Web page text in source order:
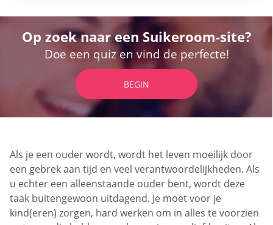
Op zoek naar een Suikeroom-site?
Doe een quiz en vind de perfecte!
BEGIN
Als je een ouder wordt, wordt het leven moeilijk door
een gebrek aan tijd en veel verantwoordelijkheden. Als
u echter een alleenstaande ouder bent, wordt deze
taak buitengewoon uitdagend. Je moet voor je
kind(eren) zorgen, hard werken om in alles te voorzien